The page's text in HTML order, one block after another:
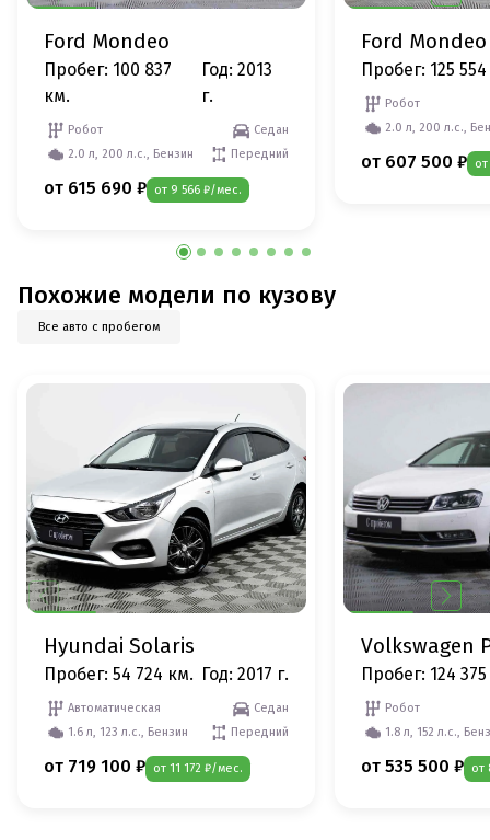
Ford Mondeo
Пробег: 100 837
км.
Год: 2013
г.
Робот
Седан
2.0 л, 200 л.с., Бензин
Передний
от 615 690 ₽ от 9 566 ₽/мес.
Ford Mondeo
Пробег: 125
Робот
2.0 л, 200 л.с.,
от 607 500 ₽
Похожие модели по кузову
Все авто с пробегом
Hyundai Solaris
Пробег: 54 724 км. Год: 2017 г.
Автоматическая
Седан
1.6 л, 123 л.с., Бензин
Передний
от 719 100 ₽ от 11 172 ₽/мес.
Volkswagen
Пробег: 124
Робот
1.8 л, 152 л.с.,
от 535 500 ₽ от